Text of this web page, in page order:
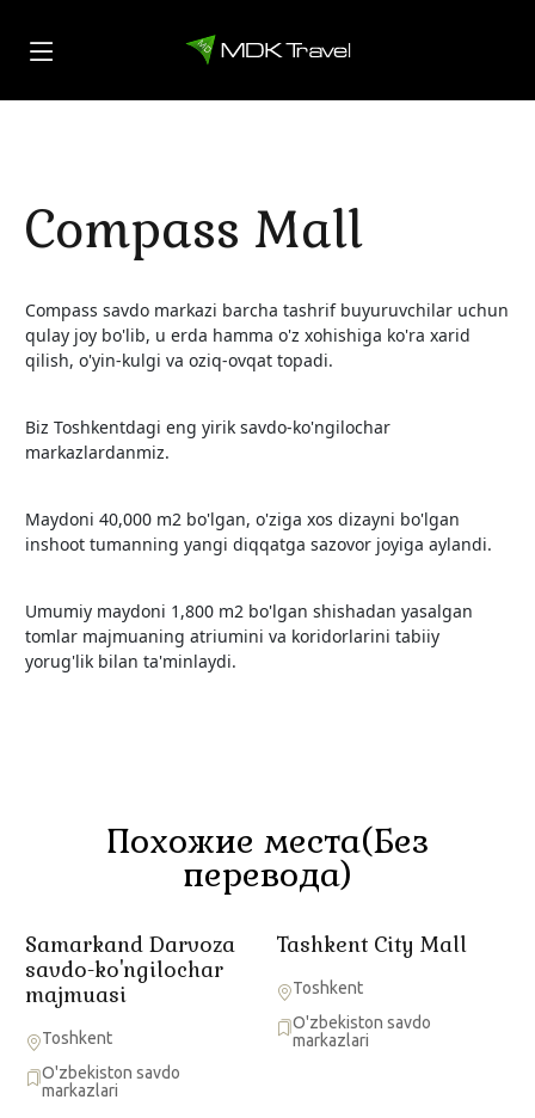
Compass Mall
Compass savdo markazi barcha tashrif buyuruvchilar uchun
qulay joy bo'lib, u erda hamma o'z xohishiga ko'ra xarid
qilish, o'yin-kulgi va oziq-ovqat topadi.
Biz Toshkentdagi eng yirik savdo-ko'ngilochar
markazlardanmiz.
Maydoni 40,000 m2 bo'lgan, o'ziga xos dizayni bo'lgan
inshoot tumanning yangi diqqatga sazovor joyiga aylandi.
Umumiy maydoni 1,800 m2 bo'lgan shishadan yasalgan
tomlar majmuaning atriumini va koridorlarini tabiiy
yorug'lik bilan ta'minlaydi.
Похожие места(Без
перевода)
Samarkand Darvoza
savdo-ko'ngilochar
majmuasi
Toshkent
O'zbekiston savdo
markazlari
Tashkent City Mall
Toshkent
O'zbekiston savdo
markazlari